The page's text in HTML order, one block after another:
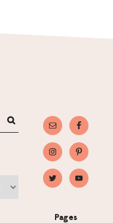
Pages